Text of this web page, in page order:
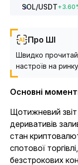
SOL/USDT+3.60
Про ШІ
Швидко
настроїв на
Основні
Щотижневий
деривативів
стан
спотової
безстрокових